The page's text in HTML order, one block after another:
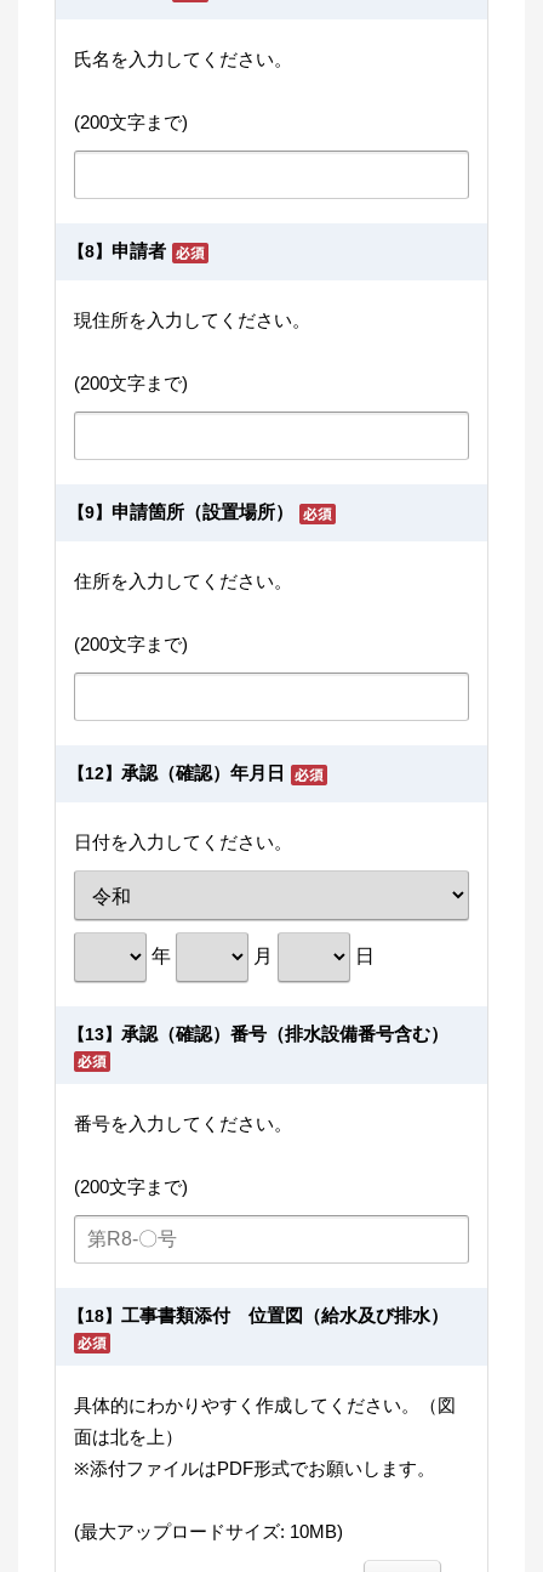
氏名を入力してください。
(200文字まで)
【8】 申請者
現住所を入力してください。
(200文字まで)
【9】 申請箇所（設置場所）
住所を入力してください。
(200文字まで)
【12】 承認（確認）年月日
日付を入力してください。
年 月 日
【13】 承認（確認）番号（排水設備番号含む）
番号を入力してください。
(200文字まで)
【18】 工事書類添付 位置図（給水及び排水）
具体的にわかりやすく作成してください。（図
面は北を上）
※添付ファイルはPDF形式でお願いします。
(最大アップロードサイズ: 10MB)